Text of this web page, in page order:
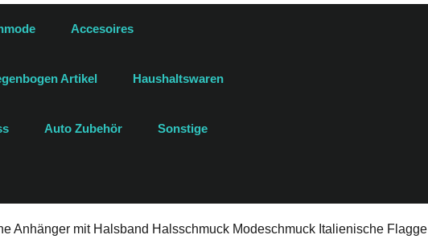
Accesoires
Artikel Haushaltswaren
Auto Zubehör Sonstige
Anhänger mit Halsband Halsschmuck Modeschmuck Italienische Flagge